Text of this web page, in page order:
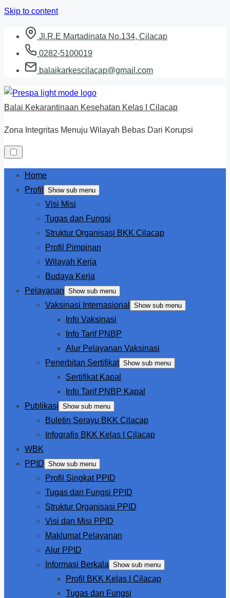
Skip to content
Jl.R.E Martadinata No.134, Cilacap
0282-5100019
balaikarkescilacap@gmail.com
Balai Kekarantinaan Kesehatan Kelas I Cilacap
Zona Integritas Menuju Wilayah Bebas Dari Korupsi
Home
Profil
Show sub menu
Visi Misi
Tugas dan Fungsi
Struktur Organisasi BKK Cilacap
Profil Pimpinan
Wilayah Kerja
Budaya Kerja
Pelayanan Show sub menu
Vaksinasi Internasional Show sub menu
Info Vaksinasi
Info Tarif PNBP
Alur Pelayanan Vaksinasi
Penerbitan Sertifikat Show sub menu
Sertifikat Kapal
Info Tarif PNBP Kapal
Publikasi Show sub menu
Buletin Serayu BKK Cilacap
Infografis BKK Kelas I Cilacap
WBK
PPID Show sub menu
Profil Singkat PPID
Tugas dan Fungsi PPID
Struktur Organisasi PPID
Visi dan Misi PPID
Maklumat Pelayanan
Alur PPID
Informasi Berkala Show sub menu
Profil BKK Kelas I Cilacap
Tugas dan Fungsi